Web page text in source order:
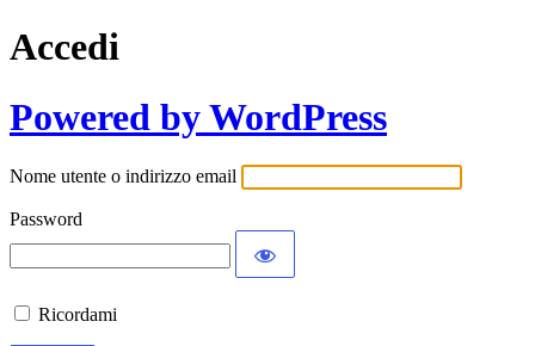
Accedi
Powered by WordPress
Nome utente o indirizzo email
Password
Ricordami